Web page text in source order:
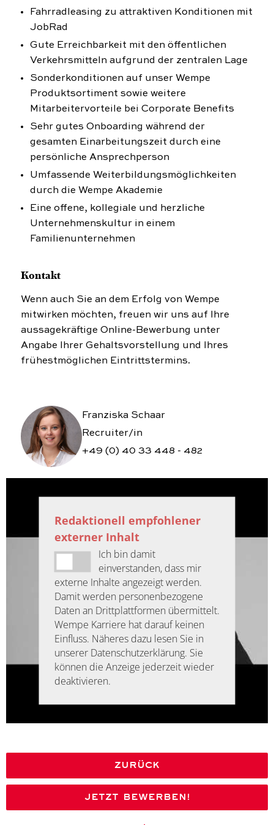
Zurück
Jetzt bewerben!
Fahrradleasing zu attraktiven Konditionen mit
JobRad
Gute Erreichbarkeit mit den öffentlichen
Verkehrsmitteln aufgrund der zentralen Lage
Sonderkonditionen auf unser Wempe
Produktsortiment sowie weitere
Mitarbeitervorteile bei Corporate Benefits
Sehr gutes Onboarding während der
gesamten Einarbeitungszeit durch eine
persönliche Ansprechperson
Umfassende Weiterbildungsmöglichkeiten
durch die Wempe Akademie
Eine offene, kollegiale und herzliche
Unternehmenskultur in einem
Familienunternehmen
Kontakt
Wenn auch Sie an dem Erfolg von Wempe
mitwirken möchten, freuen wir uns auf Ihre
aussagekräftige Online-Bewerbung unter
Angabe Ihrer Gehaltsvorstellung und Ihres
frühestmöglichen Eintrittstermins.
Franziska Schaar
Recruiter/in
+49 (0) 40 33 448 - 482
Redaktionell empfohlener
externer Inhalt
Ich bin damit
einverstanden, dass mir
externe Inhalte angezeigt werden.
Damit werden personenbezogene
Daten an Drittplattformen übermittelt.
Wempe Karriere hat darauf keinen
Einfluss. Näheres dazu lesen Sie in
unserer Datenschutzerklärung. Sie
können die Anzeige jederzeit wieder
deaktivieren.